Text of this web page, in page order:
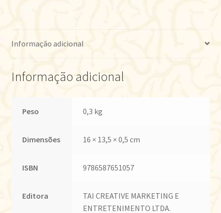
Informação adicional
Informação adicional
Peso 0,3 kg
Dimensões 16 × 13,5 × 0,5 cm
ISBN 9786587651057
Editora
TAI CREATIVE MARKETING E
ENTRETENIMENTO LTDA.